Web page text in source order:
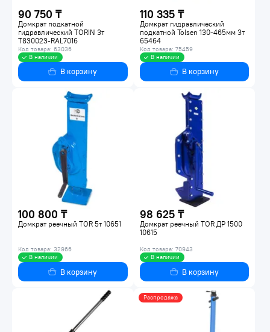
90 750 ₸
Домкрат подкатной
гидравлический TORIN 3т
T830023-RAL7016
Код товара: 63036
В наличии
В корзину
110 335 ₸
Домкрат гидравлический
подкатной Tolsen 130-465мм 3т
65464
Код товара: 75459
В наличии
В корзину
100 800 ₸
Домкрат реечный TOR 5т 10651
Код товара: 32966
В наличии
В корзину
98 625 ₸
Домкрат реечный TOR ДР 1500
10615
Код товара: 70943
В наличии
В корзину
Распродажа